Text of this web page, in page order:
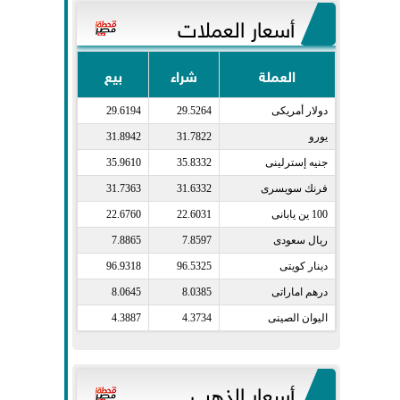
أسعار العملات
العملة شراء بيع
دولار أمريكى​ 29.5264
29.6194
يورو​ 31.7822
31.8942
جنيه إسترلينى​ 35.8332
35.9610
فرنك سويسرى​ 31.6332
31.7363
100 ين يابانى​ 22.6031
22.6760
ريال سعودى​ 7.8597
7.8865
دينار كويتى​ 96.5325
96.9318
درهم اماراتى​ 8.0385
8.0645
اليوان الصينى​ 4.3734
4.3887
أسعار الذهب